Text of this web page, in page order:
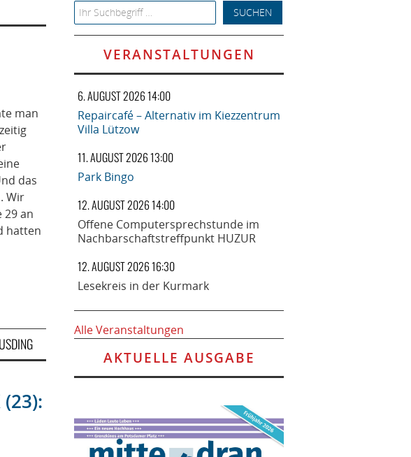
man
das
Wir
an
hatten
(23):
Search for:
VERANSTALTUNGEN
6. AUGUST 2026 14:00
Repaircafé – Alternativ im Kiezzentrum
Villa Lützow
11. AUGUST 2026 13:00
Park Bingo
12. AUGUST 2026 14:00
Offene Computersprechstunde im
Nachbarschaftstreffpunkt HUZUR
12. AUGUST 2026 16:30
Lesekreis in der Kurmark
Alle Veranstaltungen
AKTUELLE AUSGABE